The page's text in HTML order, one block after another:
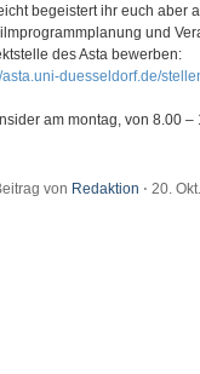
begeistert ihr euch aber
und
des Asta bewerben:
asta.uni-duesseldorf.de/
am montag, von 8.00 –
von Redaktion ⋅ 20.